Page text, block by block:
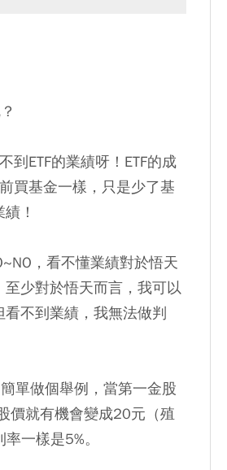
ETF的業績呀！ ETF的成
買基金一樣，只是少了基
！
，看不懂業績對於悟天
少對於悟天而言， 我可以
不到業績，我無法做判
單做個舉例，當第一金股
價就有機會變成20元（殖
一樣是5%。